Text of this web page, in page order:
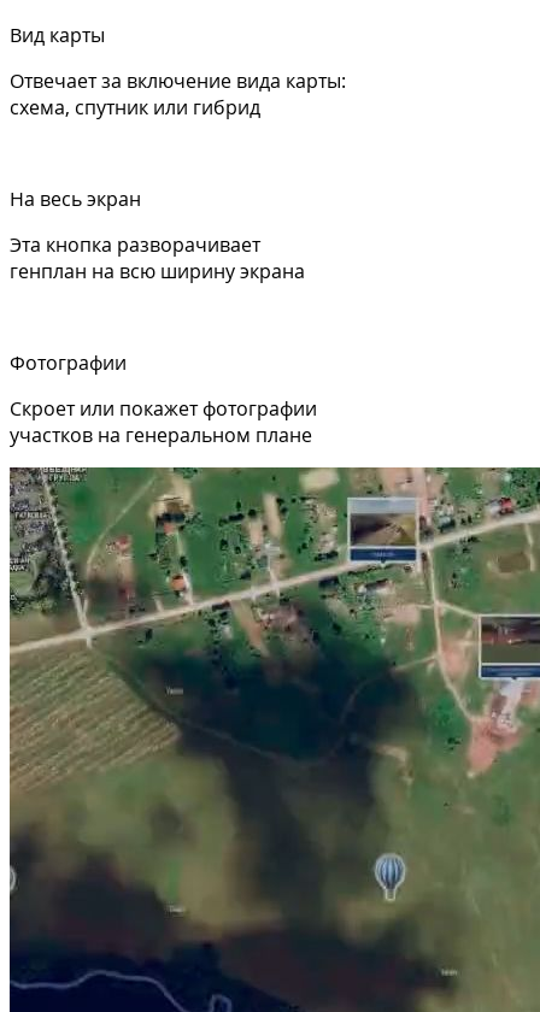
Вид карты
Отвечает за включение вида карты:
схема, спутник или гибрид
На весь экран
Эта кнопка разворачивает
генплан на всю ширину экрана
Фотографии
Скроет или покажет фотографии
участков на генеральном плане